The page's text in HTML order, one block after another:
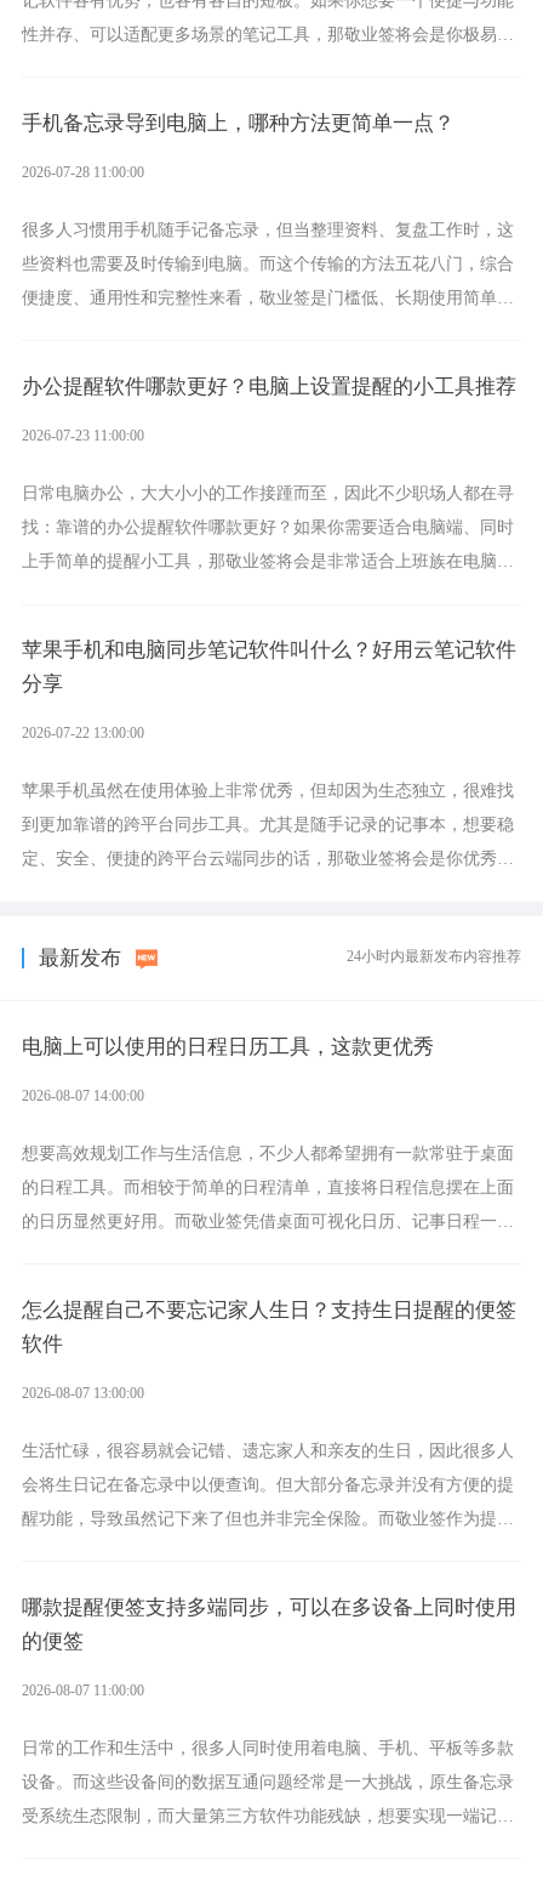
性并存、可以适配更多场景的笔记工具，那敬业签将会是你极易上
手机备忘录导到电脑上，哪种方法更简单一点？
2026-07-28 11:00:00
很多人习惯用手机随手记备忘录，但当整理资料、复盘工作时，这
些资料也需要及时传输到电脑。而这个传输的方法五花八门，综合
便捷度、通用性和完整性来看，敬业签是门槛低、长期使用简单的
办公提醒软件哪款更好？电脑上设置提醒的小工具推荐
2026-07-23 11:00:00
日常电脑办公，大大小小的工作接踵而至，因此不少职场人都在寻
找：靠谱的办公提醒软件哪款更好？如果你需要适合电脑端、同时
上手简单的提醒小工具，那敬业签将会是非常适合上班族在电脑上
苹果手机和电脑同步笔记软件叫什么？好用云笔记软件
分享
2026-07-22 13:00:00
苹果手机虽然在使用体验上非常优秀，但却因为生态独立，很难找
到更加靠谱的跨平台同步工具。尤其是随手记录的记事本，想要稳
定、安全、便捷的跨平台云端同步的话，那敬业签将会是你优秀的
最新发布 24小时内最新发布内容推荐
电脑上可以使用的日程日历工具，这款更优秀
2026-08-07 14:00:00
想要高效规划工作与生活信息，不少人都希望拥有一款常驻于桌面
的日程工具。而相较于简单的日程清单，直接将日程信息摆在上面
的日历显然更好用。而敬业签凭借桌面可视化日历、记事日程一体
怎么提醒自己不要忘记家人生日？支持生日提醒的便签
软件
2026-08-07 13:00:00
生活忙碌，很容易就会记错、遗忘家人和亲友的生日，因此很多人
会将生日记在备忘录中以便查询。但大部分备忘录并没有方便的提
醒功能，导致虽然记下来了但也并非完全保险。而敬业签作为提醒
哪款提醒便签支持多端同步，可以在多设备上同时使用
的便签
2026-08-07 11:00:00
日常的工作和生活中，很多人同时使用着电脑、手机、平板等多款
设备。而这些设备间的数据互通问题经常是一大挑战，原生备忘录
受系统生态限制，而大量第三方软件功能残缺，想要实现一端记